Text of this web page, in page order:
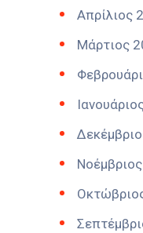
Απρίλιος
Μάρτιος